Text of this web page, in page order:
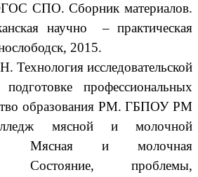
СПО. Сборник материалов.
научно – практическая
2015.
Технология исследовательской
профессиональных
образования РМ. ГБПОУ РМ
мясной и молочной
Мясная и молочная
Состояние, проблемы,